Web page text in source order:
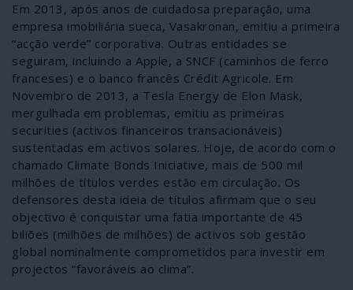
Em 2013, após anos de cuidadosa preparação, uma
empresa imobiliária sueca, Vasakronan, emitiu a primeira
“acção verde” corporativa. Outras entidades se
seguiram, incluindo a Apple, a SNCF (caminhos de ferro
franceses) e o banco francês Crédit Agricole. Em
Novembro de 2013, a Tesla Energy de Elon Mask,
mergulhada em problemas, emitiu as primeiras
securities (activos financeiros transacionáveis)
sustentadas em activos solares. Hoje, de acordo com o
chamado Climate Bonds Iniciative, mais de 500 mil
milhões de títulos verdes estão em circulação. Os
defensores desta ideia de títulos afirmam que o seu
objectivo é conquistar uma fatia importante de 45
biliões (milhões de milhões) de activos sob gestão
global nominalmente comprometidos para investir em
projectos “favoráveis ao clima”.